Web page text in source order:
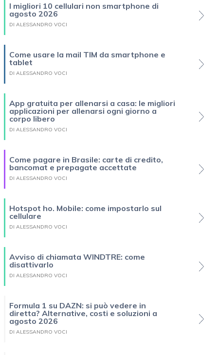
I migliori 10 cellulari non smartphone di
agosto 2026
DI ALESSANDRO VOCI
Come usare la mail TIM da smartphone e
tablet
DI ALESSANDRO VOCI
App gratuita per allenarsi a casa: le migliori
applicazioni per allenarsi ogni giorno a
corpo libero
DI ALESSANDRO VOCI
Come pagare in Brasile: carte di credito,
bancomat e prepagate accettate
DI ALESSANDRO VOCI
Hotspot ho. Mobile: come impostarlo sul
cellulare
DI ALESSANDRO VOCI
Avviso di chiamata WINDTRE: come
disattivarlo
DI ALESSANDRO VOCI
Formula 1 su DAZN: si può vedere in
diretta? Alternative, costi e soluzioni a
agosto 2026
DI ALESSANDRO VOCI